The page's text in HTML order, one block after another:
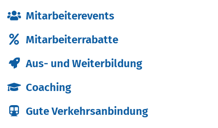
Mitarbeiterevents
Mitarbeiterrabatte
Aus- und Weiterbildung
Coaching
Gute Verkehrsanbindung